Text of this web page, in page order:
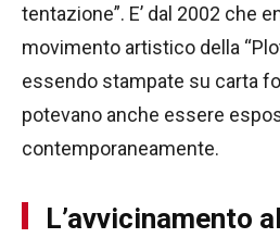
tentazione”. E’ dal 2002 che
movimento artistico della
essendo stampate su carta
potevano anche essere
contemporaneamente.
L’avvicinamento